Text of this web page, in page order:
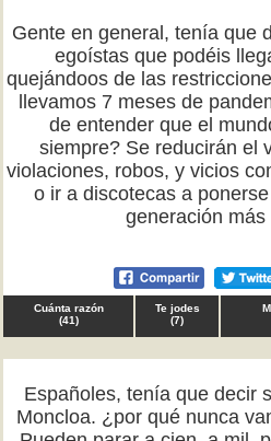
Gente en general, tenía que
egoístas que podéis
quejándoos de las
llevamos 7 meses de
de entender que el
siempre? Se reducirán el
violaciones, robos, y vicios
o ir a discotecas a
generación más
Cuánta razón
(41)
Te jodes
(7)
Españoles, tenía que decir
Moncloa. ¿por qué nunca